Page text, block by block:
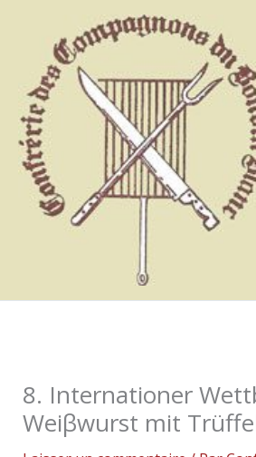
contenu
8. Internationer
Weiβwurst mit